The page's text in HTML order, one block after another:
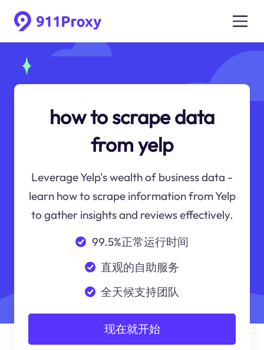
how to scrape data
from yelp
Leverage Yelp's wealth of business data -
learn how to scrape information from Yelp
to gather insights and reviews effectively.
99.5%正常运行时间
直观的自助服务
全天候支持团队
现在就开始